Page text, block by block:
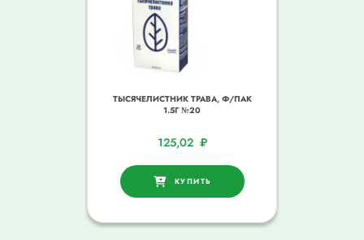
ТЫСЯЧЕЛИСТНИК ТРАВА, Ф/ПАК
1.5Г №20
125,02 ₽
КУПИТЬ